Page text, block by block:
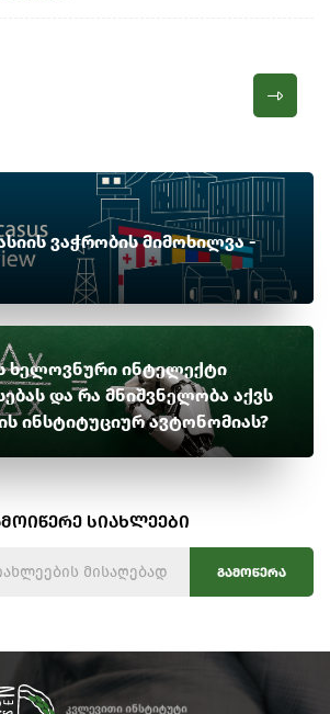
ვაჭრობის მიმოხილვა -
ხელოვნური ინტელექტი
და რა მნიშვნელობა აქვს
ინსტიტუციურ ავტონომიას?
სიახლეები
გამოწერა